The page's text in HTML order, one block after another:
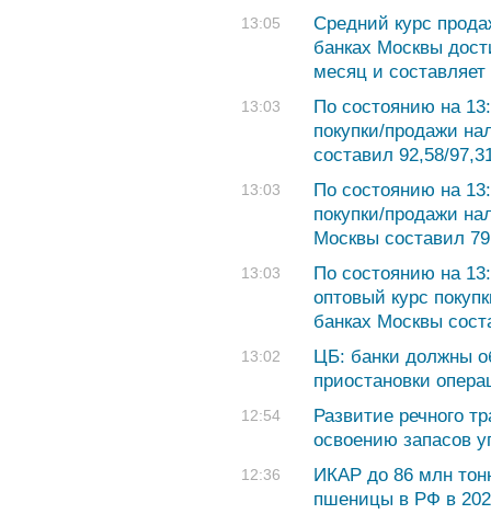
13:05
Средний курс
банках Москвы
месяц и
13:03
По состоянию на
покупки/продажи
составил 92,58/
13:03
По состоянию на
покупки/продажи
Москвы составил
13:03
По состоянию на
оптовый курс
банках Москвы
13:02
ЦБ: банки должны
приостановки
12:54
Развитие речного
освоению запасов
12:36
ИКАР до 86 млн
пшеницы в РФ в